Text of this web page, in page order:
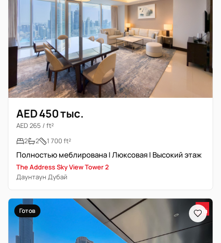
AED 450 тыс.
AED 265 / ft²
2
2 1 700 ft²
Полностью меблирована | Люксовая | Высокий этаж
The Address Sky View Tower 2
Даунтаун Дубай
Готов